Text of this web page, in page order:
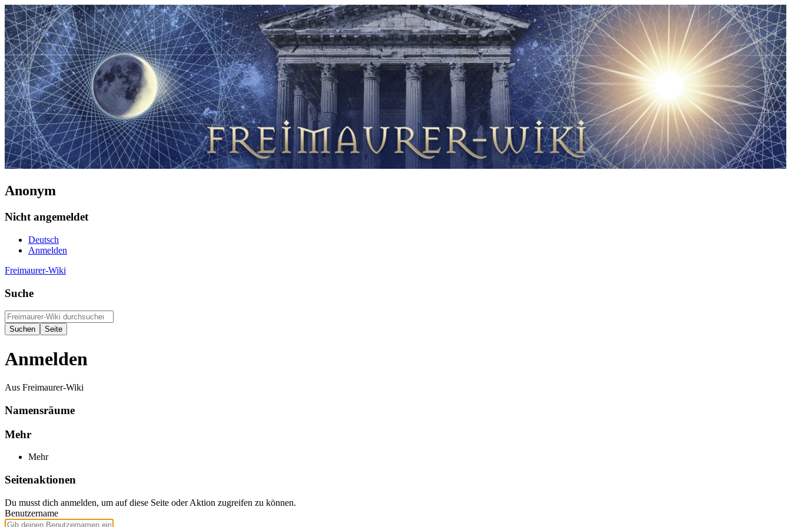
Anonym
Nicht angemeldet
Deutsch
Anmelden
Freimaurer-Wiki
Suche
Anmelden
Aus Freimaurer-Wiki
Namensräume
Mehr
Mehr
Seitenaktionen
Du musst dich anmelden, um auf diese Seite oder Aktion zugreifen zu können.
Benutzername